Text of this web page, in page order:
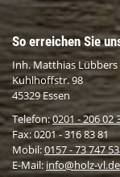
So erreichen Sie
Inh. Matthias Lübbers
Kuhlhoffstr. 98
45329 Essen
Telefon:0201 - 206 02
Fax: 0201 - 316 83 81
Mobil:0157 - 73 747
E-Mail:info@holz-vl.de